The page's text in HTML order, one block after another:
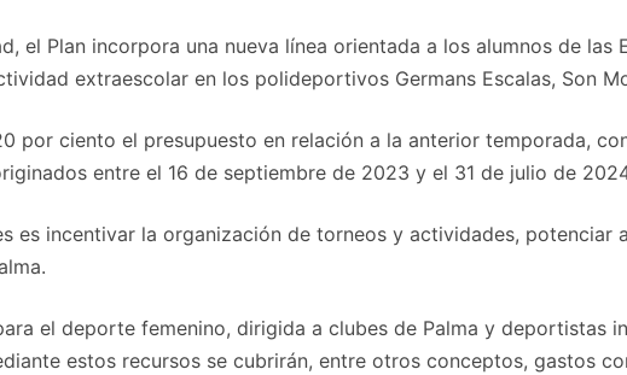
el Plan incorpora una nueva línea orientada a los alumnos de las
extraescolar en los polideportivos Germans Escalas, Son
por ciento el presupuesto en relación a la anterior temporada,
entre el 16 de septiembre de 2023 y el 31 de julio de
es incentivar la organización de torneos y actividades, potenciar
el deporte femenino, dirigida a clubes de Palma y deportistas
estos recursos se cubrirán, entre otros conceptos, gastos